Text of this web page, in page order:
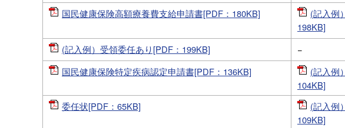
国民健康保険高額療養費支給申請書[PDF：180KB]
(記入例
198KB]
(記入例）受領委任あり[PDF：199KB]
−
国民健康保険特定疾病認定申請書[PDF：136KB]
(記入例
104KB]
委任状[PDF：65KB]
(記入例
109KB]